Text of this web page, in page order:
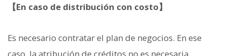
【En caso de distribución con costo】
Es necesario contratar el plan de negocios. En ese